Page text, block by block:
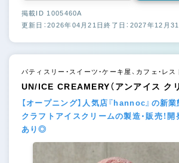
掲載ID 1005460A
更新日：2026年04月21日終了日：2027年12月31
パティスリー・スイーツ・ケーキ屋、カフェ・レス
UN/ICE CREAMERY（アンアイス ク
【オープニング】人気店『hannoc』の新
クラフトアイスクリームの製造・販売！
あり◎